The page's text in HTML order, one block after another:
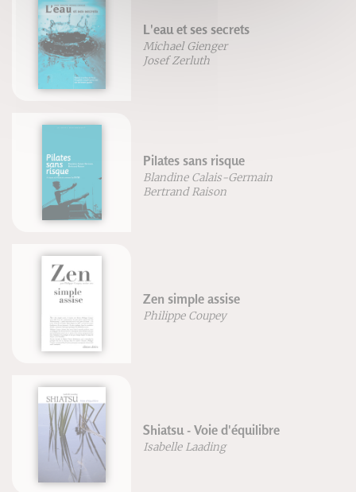
L'eau et ses secrets
Michael Gienger
Josef Zerluth
Pilates sans risque
Blandine Calais-Germain
Bertrand Raison
Zen simple assise
Philippe Coupey
Shiatsu - Voie d'équilibre
Isabelle Laading